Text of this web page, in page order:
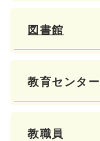
図書館
教育センター
教職員